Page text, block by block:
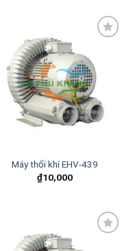
Add to
wishlist
Máy thổi khí EHV-439
₫10,000